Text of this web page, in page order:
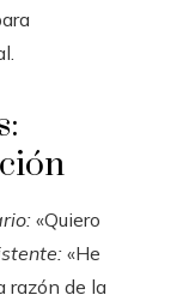
«Quiero
«He
razón de la